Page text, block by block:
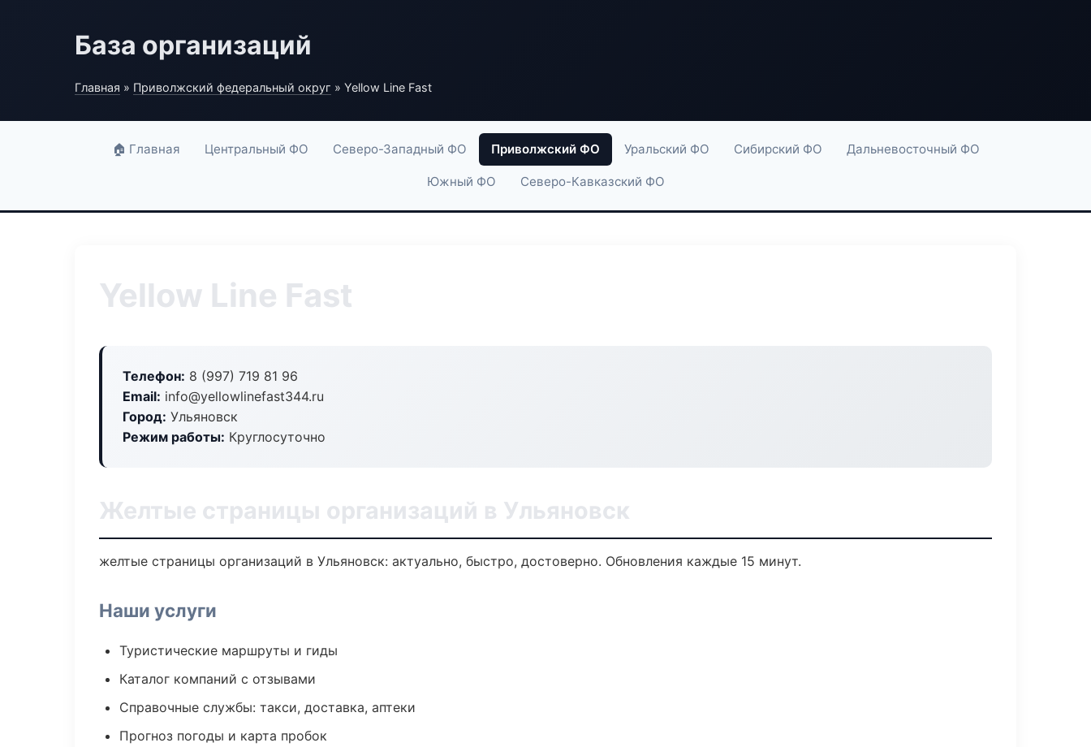
База организаций
Главная » Приволжский федеральный округ » Yellow Line Fast
🏠 Главная Центральный ФО Северо-Западный ФО Приволжский ФО Уральский ФО Сибирский ФО Дальневосточный ФО
Южный ФО Северо-Кавказский ФО
Yellow Line Fast
Телефон: 8 (997) 719 81 96
Email: info@yellowlinefast344.ru
Город: Ульяновск
Режим работы: Круглосуточно
Желтые страницы организаций в Ульяновск
желтые страницы организаций в Ульяновск: актуально, быстро, достоверно. Обновления каждые 15 минут.
Наши услуги
Туристические маршруты и гиды
Каталог компаний с отзывами
Справочные службы: такси, доставка, аптеки
Прогноз погоды и карта пробок